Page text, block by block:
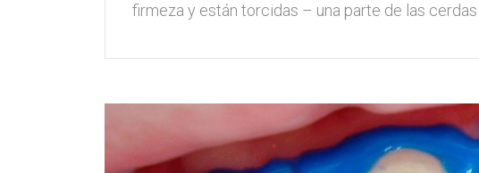
firmeza y están torcidas – una parte de las cerdas…